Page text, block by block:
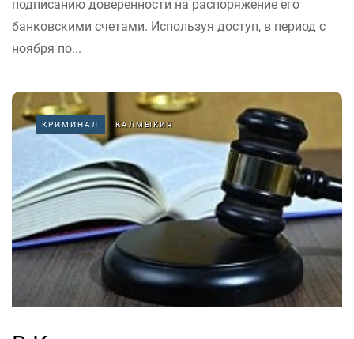
подписанию доверенности на распоряжение его
банковскими счетами. Используя доступ, в период с
ноября по...
КРИМИНАЛ КАЛМЫКИЯ